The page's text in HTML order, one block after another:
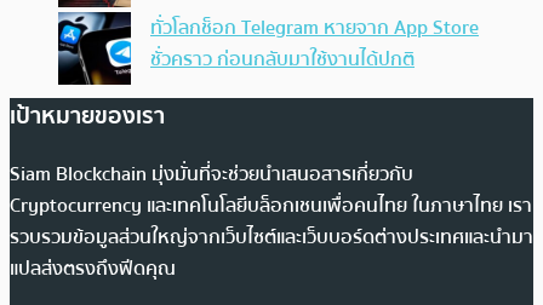
ทั่วโลกช็อก Telegram หายจาก App Store
ชั่วคราว ก่อนกลับมาใช้งานได้ปกติ
เป้าหมายของเรา
Siam Blockchain มุ่งมั่นที่จะช่วยนำเสนอสารเกี่ยวกับ
Cryptocurrency และเทคโนโลยีบล็อกเชนเพื่อคนไทย ในภาษาไทย เรา
รวบรวมข้อมูลส่วนใหญ่จากเว็บไซต์และเว็บบอร์ดต่างประเทศและนำมา
แปลส่งตรงถึงฟีดคุณ